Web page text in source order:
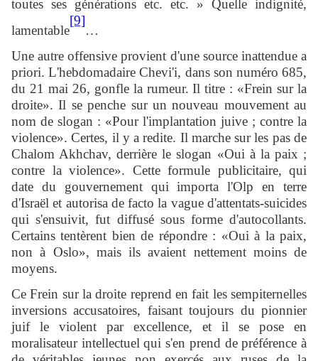
toutes ses générations etc. etc. » Quelle indignité,
lamentable
[9]
…
Une autre offensive provient d'une source inattendue a
priori. L'hebdomadaire Chevi'i, dans son numéro 685,
du 21 mai 26, gonfle la rumeur. Il titre : «Frein sur la
droite». Il se penche sur un nouveau mouvement au
nom de slogan : «Pour l'implantation juive ; contre la
violence». Certes, il y a redite. Il marche sur les pas de
Chalom Akhchav, derrière le slogan «Oui à la paix ;
contre la violence». Cette formule publicitaire, qui
date du gouvernement qui importa l'Olp en terre
d'Israël et autorisa de facto la vague d'attentats-suicides
qui s'ensuivit, fut diffusé sous forme d'autocollants.
Certains tentèrent bien de répondre : «Oui à la paix,
non à Oslo», mais ils avaient nettement moins de
moyens.
Ce Frein sur la droite reprend en fait les sempiternelles
inversions accusatoires, faisant toujours du pionnier
juif le violent par excellence, et il se pose en
moralisateur intellectuel qui s'en prend de préférence à